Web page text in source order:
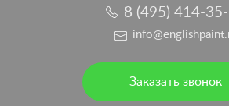
8 (495) 414-
Заказать звонок